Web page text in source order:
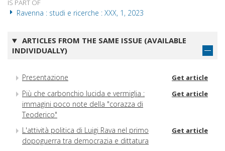
IS PART OF
Ravenna : studi e ricerche : XXX, 1, 2023
ARTICLES FROM THE SAME ISSUE (AVAILABLE
INDIVIDUALLY)
Presentazione Get article
Più che carbonchio lucida e vermiglia :
immagini poco note della "corazza di
Teoderico"
Get article
L'attività politica di Luigi Rava nel primo
dopoguerra tra democrazia e dittatura
Get article